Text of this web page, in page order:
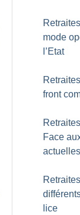
mode
l’Etat
front
Face
actuelles
lice